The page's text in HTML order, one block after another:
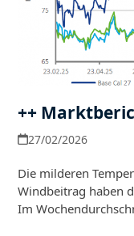
++
27/02/2026
Die milderen
Windbeitrag haben
Im